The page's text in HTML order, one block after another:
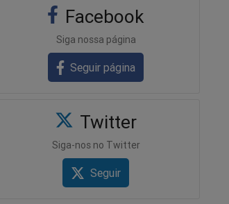
Facebook
Siga nossa página
Seguir página
Twitter
Siga-nos no Twitter
Seguir